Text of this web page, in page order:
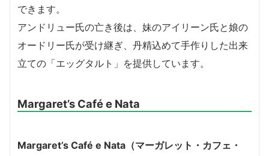
できます。
アンドリュー氏の亡き後は、妹のアイリーン氏と娘の
オードリー氏が受け継ぎ、丹精込めて手作りした出来
立ての「エッグタルト」を提供しています。
Margaret’s Café e Nata
Margaret’s Café e Nata（マーガレット・カフェ・